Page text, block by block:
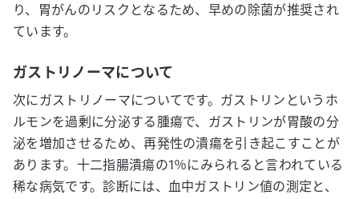
り、胃がんのリスクとなるため、早めの除菌が推奨され
ています。
ガストリノーマについて
次にガストリノーマについてです。ガストリンというホ
ルモンを過剰に分泌する腫瘍で、ガストリンが胃酸の分
泌を増加させるため、再発性の潰瘍を引き起こすことが
あります。十二指腸潰瘍の1％にみられると言われている
稀な病気です。診断には、血中ガストリン値の測定と、